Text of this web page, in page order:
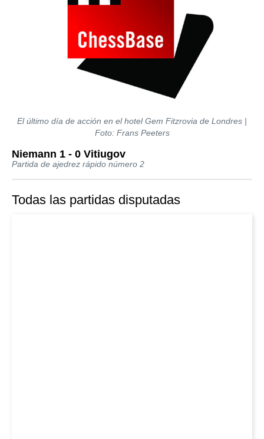
El último día de acción en el hotel Gem Fitzrovia de Londres |
Foto: Frans Peeters
Niemann 1 - 0 Vitiugov
Partida de ajedrez rápido número 2
Todas las partidas disputadas